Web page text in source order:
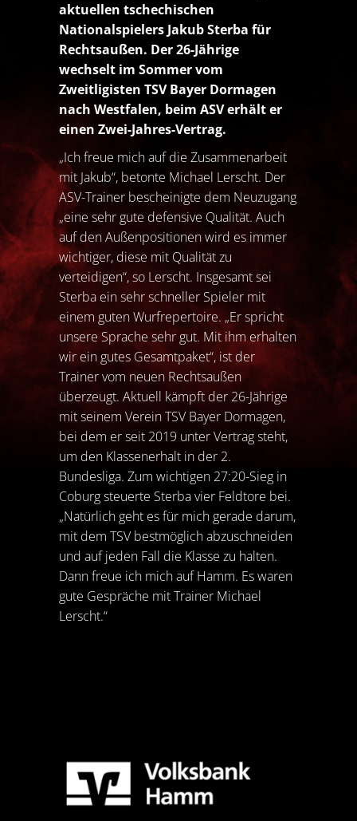
aktuellen tschechischen
Nationalspielers Jakub Sterba für
Rechtsaußen. Der 26-Jährige
wechselt im Sommer vom
Zweitligisten TSV Bayer Dormagen
nach Westfalen, beim ASV erhält er
einen Zwei-Jahres-Vertrag.
„Ich freue mich auf die Zusammenarbeit
mit Jakub“, betonte Michael Lerscht. Der
ASV-Trainer bescheinigte dem Neuzugang
„eine sehr gute defensive Qualität. Auch
auf den Außenpositionen wird es immer
wichtiger, diese mit Qualität zu
verteidigen“, so Lerscht. Insgesamt sei
Sterba ein sehr schneller Spieler mit
einem guten Wurfrepertoire. „Er spricht
unsere Sprache sehr gut. Mit ihm erhalten
wir ein gutes Gesamtpaket“, ist der
Trainer vom neuen Rechtsaußen
überzeugt. Aktuell kämpft der 26-Jährige
mit seinem Verein TSV Bayer Dormagen,
bei dem er seit 2019 unter Vertrag steht,
um den Klassenerhalt in der 2.
Bundesliga. Zum wichtigen 27:20-Sieg in
Coburg steuerte Sterba vier Feldtore bei.
„Natürlich geht es für mich gerade darum,
mit dem TSV bestmöglich abzuschneiden
und auf jeden Fall die Klasse zu halten.
Dann freue ich mich auf Hamm. Es waren
gute Gespräche mit Trainer Michael
Lerscht.“